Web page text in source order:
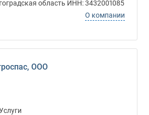
область ИНН: 3432001085
О компании
ООО